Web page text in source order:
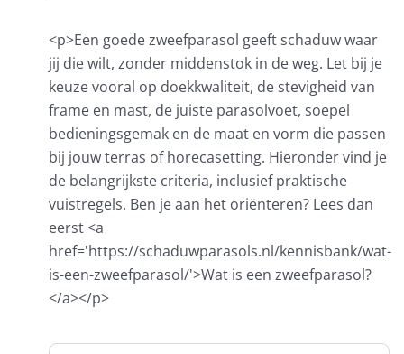
Muurparasols
Schaduwdoeken
Snel leverbaar
Parasolvoeten
<p>Een goede zweefparasol geeft schaduw waar
jij die wilt, zonder middenstok in de weg. Let bij je
keuze vooral op doekkwaliteit, de stevigheid van
frame en mast, de juiste parasolvoet, soepel
bedieningsgemak en de maat en vorm die passen
bij jouw terras of horecasetting. Hieronder vind je
de belangrijkste criteria, inclusief praktische
vuistregels. Ben je aan het oriënteren? Lees dan
eerst <a
href='https://schaduwparasols.nl/kennisbank/wat-
is-een-zweefparasol/'>Wat is een zweefparasol?
</a></p>